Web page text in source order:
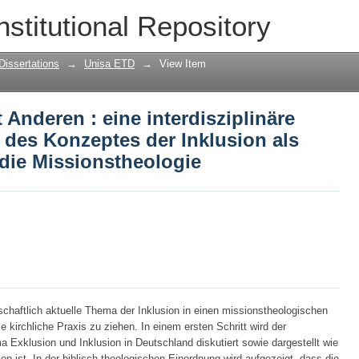
Repository
: eine interdisziplinäre
als Gesprächsbeitrag für die
→ Unisa ETD → View Item
: eine interdisziplinäre
Konzeptes der Inklusion als
Missionstheologie
aktuelle Thema der Inklusion in einen missionstheologischen
kirchliche Praxis zu ziehen. In einem ersten Schritt wird der
Exklusion und Inklusion in Deutschland diskutiert sowie dargestellt wie